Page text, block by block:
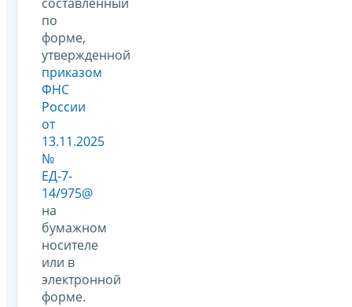
по
форме,
утвержденной
приказом
ФНС
России
от
13.11.2025
№
ЕД-7-
14/975@
на
бумажном
носителе
или в
электронной
форме.